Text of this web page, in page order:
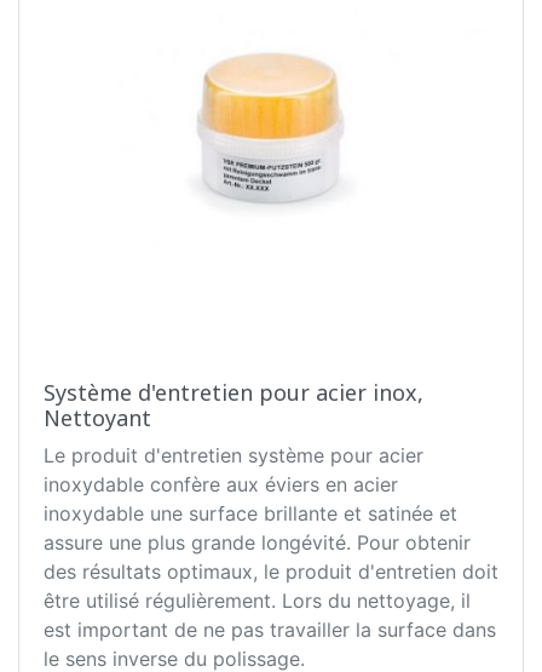
Système d'entretien pour acier inox,
Nettoyant
Le produit d'entretien système pour acier
inoxydable confère aux éviers en acier
inoxydable une surface brillante et satinée et
assure une plus grande longévité. Pour obtenir
des résultats optimaux, le produit d'entretien doit
être utilisé régulièrement. Lors du nettoyage, il
est important de ne pas travailler la surface dans
le sens inverse du polissage.